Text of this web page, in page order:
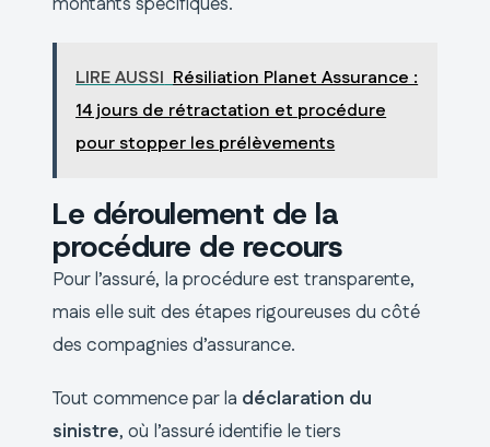
LIRE AUSSI Résiliation Planet Assurance :
14 jours de rétractation et procédure
pour stopper les prélèvements
Le déroulement de la
procédure de recours
Pour l’assuré, la procédure est transparente,
mais elle suit des étapes rigoureuses du côté
des compagnies d’assurance.
Tout commence par la déclaration du
sinistre, où l’assuré identifie le tiers